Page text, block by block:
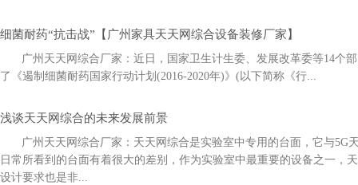
细菌耐药“抗击战”【广州家具天天网综合设备装修厂家】
广州天天网综合厂家：近日，国家卫生计生委、发展改革委等14
了《遏制细菌耐药国家行动计划(2016-2020年)》(以下简称《行...
浅谈天天网综合的未来发展前景
广州天天网综合厂家：天天网综合是实验室中专用的台面，它与5G
日常所看到的台面有着很大的差别，作为实验室中最重要的设备之一，
设计要求也是非...